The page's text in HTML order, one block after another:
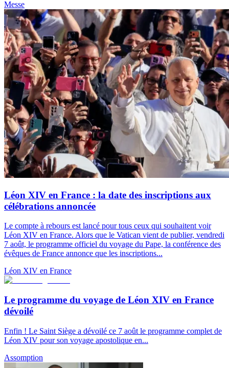
Messe
Léon XIV en France : la date des inscriptions aux
célébrations annoncée
Le compte à rebours est lancé pour tous ceux qui souhaitent voir
Léon XIV en France. Alors que le Vatican vient de publier, vendredi
7 août, le programme officiel du voyage du Pape, la conférence des
évêques de France annonce que les inscriptions...
Léon XIV en France
Le programme du voyage de Léon XIV en France
dévoilé
Enfin ! Le Saint Siège a dévoilé ce 7 août le programme complet de
Léon XIV pour son voyage apostolique en...
Assomption